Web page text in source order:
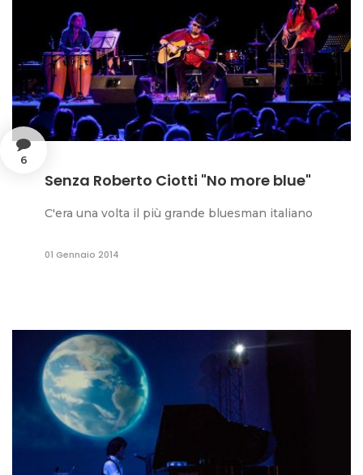
6
Senza Roberto Ciotti "No more blue"
C'era una volta il più grande bluesman italiano
01 Gennaio 2014